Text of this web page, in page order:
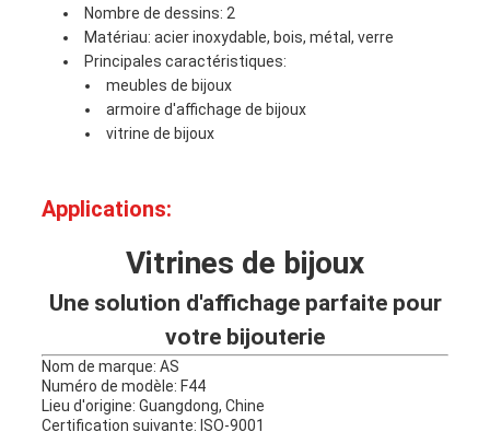
Nombre de dessins: 2
Matériau: acier inoxydable, bois, métal, verre
Principales caractéristiques:
meubles de bijoux
armoire d'affichage de bijoux
vitrine de bijoux
Applications:
Vitrines de bijoux
Une solution d'affichage parfaite pour
votre bijouterie
Nom de marque: AS
Numéro de modèle: F44
Lieu d'origine: Guangdong, Chine
Certification suivante: ISO-9001